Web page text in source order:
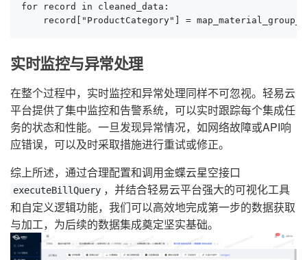
for record in cleaned_data:
record["ProductCategory"] =
实时监控与异常处理
在整个过程中，实时监控和异常处理同样不可忽视。轻易云
平台提供了集中监控和告警系统，可以实时跟踪每个集成任
务的状态和性能。一旦发现异常情况，如网络故障或API响
应错误，可以及时采取措施进行重试或修正。
综上所述，通过合理配置和调用金蝶云星空接口
executeBillQuery ，并结合轻易云平台强大的可视化工具
和自定义逻辑功能，我们可以高效地完成第一步的数据获取
与加工，为后续的数据集成奠定坚实基础。